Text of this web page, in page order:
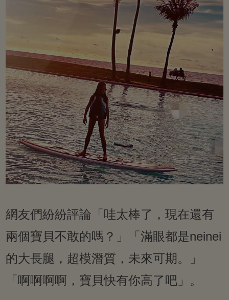
網友們紛紛評論「哇太棒了，現在還有
兩個寶貝不敢的嗎？」「滿眼都是neinei
的大長腿，超模潛質，未來可期。」
「啊啊啊啊，寶貝快有你高了吧」。